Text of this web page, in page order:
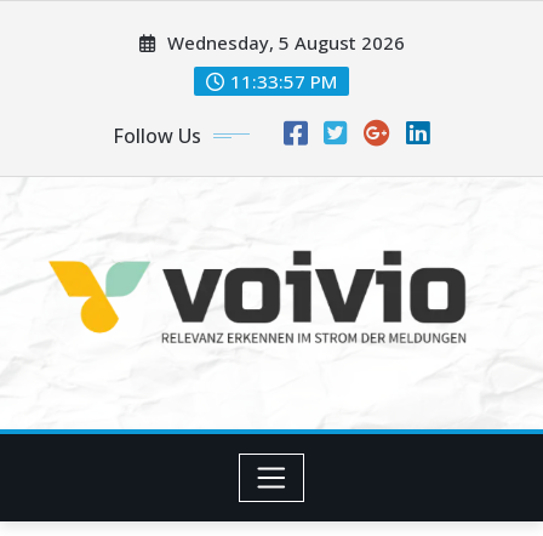
Wednesday, 5 August 2026
11:33:58 PM
Follow Us